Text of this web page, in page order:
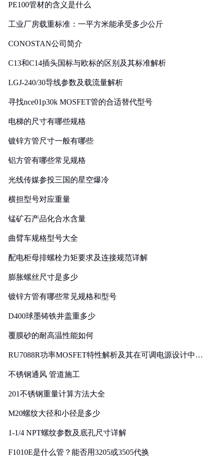
PE100管材的含义是什么
工业厂房载重标准：一平方米能承受多少公斤
CONOSTAN公司简介
C13和C14插头国标与欧标的区别及其标准解析
LGJ-240/30导线参数及载流量解析
寻找nce01p30k MOSFET管的合适替代型号
电梯的尺寸有哪些规格
镀锌方管尺寸一般有哪些
铝方管有哪些常见规格
光线传媒参投三国的星空爆冷
横担型号对应重量
锰矿石产品化合水含量
曲臂车规格型号大全
配电柜母排螺栓力矩要求及连接规范详解
膨胀螺丝尺寸是多少
镀锌方管有哪些常见规格和型号
D400球墨铸铁井盖重多少
覆膜砂的耐高温性能如何
RU7088R功率MOSFET特性解析及其在可调电源设计中的
不锈钢通风 管道施工
201不锈钢重量计算方法大全
M20螺纹大径和小径是多少
1-1/4 NPT螺纹参数及底孔尺寸详解
F1010E是什么管？能否用3205或3505代换